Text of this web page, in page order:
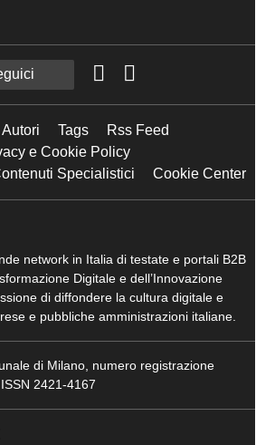
Autori Tags
Rss Feed
e Cookie Policy
Specialistici
Cookie Center
network in Italia di testate e portali B2B
Digitale e dell’Innovazione
di diffondere la cultura digitale e
e pubbliche amministrazioni italiane.
di Milano, numero registrazione
2421-4167